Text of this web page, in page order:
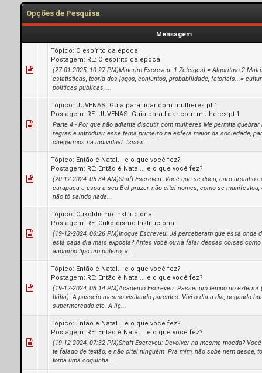
Opções de Pesquisa
Mensagem
Tópico: O espírito da época
Postagem: RE: O espírito da época
(27-01-2025, 10:27 PM)Minerim Escreveu: 1-Zeteigest = Algoritmo 2-
estatisticas, teoria dos jogos, conjuntos, probabilidade, fatoriais...=
politicas publicas, ...
Tópico: JUVENAS: Guia para lidar com mulheres pt.1
Postagem: RE: JUVENAS: Guia para lidar com mulheres pt.1
Parte 4 - Por que não adianta discutir com mulheres Me permita
regras e introduzir esse tema primeiro na esfera maior da sociedade,
chegarmos na individual. Isso s...
Tópico: Então é Natal... e o que você fez?
Postagem: RE: Então é Natal... e o que você fez?
(20-12-2024, 05:34 AM)Shaft Escreveu: Você que se doeu, caro ursinho
carapuça e usou a seu Bel prazer, não citei nomes, como se
não tô saindo nada...
Tópico: Cukoldismo Institucional
Postagem: RE: Cukoldismo Institucional
(19-12-2024, 06:26 PM)Inoque Escreveu: Já perceberam que essa onda
está cada dia mais exposta? Antes você ouvia falar dessas coisas
anônimo tipo um puteiro, a...
Tópico: Então é Natal... e o que você fez?
Postagem: RE: Então é Natal... e o que você fez?
(19-12-2024, 08:14 PM)Academo Escreveu: Passei um tempo no
Itália). A passeio mesmo visitando parentes. Vivi o dia a dia, pegando
supermercado etc. A liç...
Tópico: Então é Natal... e o que você fez?
Postagem: RE: Então é Natal... e o que você fez?
(19-12-2024, 07:32 PM)Shaft Escreveu: Devolver na mesma moeda?
te falado de textão, e não citei ninguém Pra mim, não sobe nem desce,
toma uma coquinha ...